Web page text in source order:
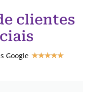
clientes
Google ★★★★★